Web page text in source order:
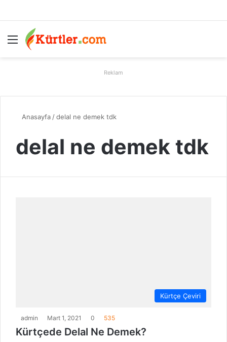
Menü
Reklam
Anasayfa /delal ne demek tdk
delal ne demek tdk
Kürtçe Çeviri
admin Mart 1, 2021 0 535
Kürtçede Delal Ne Demek?